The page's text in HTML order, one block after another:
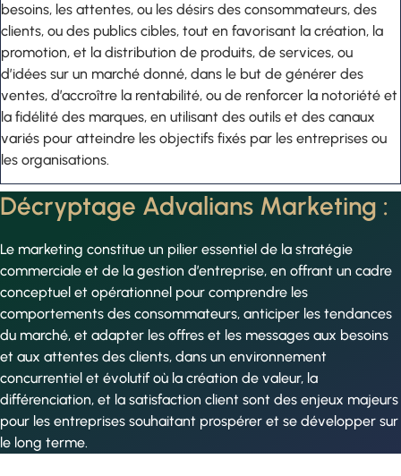
besoins, les attentes, ou les désirs des consommateurs, des
clients, ou des publics cibles, tout en favorisant la création, la
promotion, et la distribution de produits, de services, ou
d’idées sur un marché donné, dans le but de générer des
ventes, d’accroître la rentabilité, ou de renforcer la notoriété et
la fidélité des marques, en utilisant des outils et des canaux
variés pour atteindre les objectifs fixés par les entreprises ou
les organisations.
Décryptage Advalians Marketing :
Le marketing constitue un pilier essentiel de la stratégie
commerciale et de la gestion d’entreprise, en offrant un cadre
conceptuel et opérationnel pour comprendre les
comportements des consommateurs, anticiper les tendances
du marché, et adapter les offres et les messages aux besoins
et aux attentes des clients, dans un environnement
concurrentiel et évolutif où la création de valeur, la
différenciation, et la satisfaction client sont des enjeux majeurs
pour les entreprises souhaitant prospérer et se développer sur
le long terme.